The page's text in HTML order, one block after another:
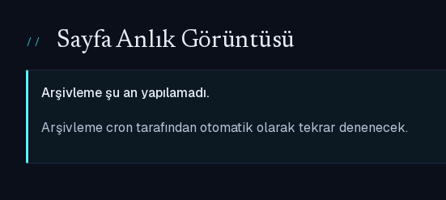
Sayfa Anlık Görüntüsü
Arşivleme şu an yapılamadı.
Arşivleme cron tarafından otomatik olarak tekrar denenecek.